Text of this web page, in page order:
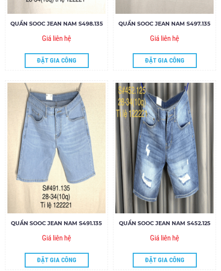
QUẦN SOOC JEAN NAM S498.135
Giá liên hệ
ĐẶT GIA CÔNG
QUẦN SOOC JEAN NAM S497.135
Giá liên hệ
ĐẶT GIA CÔNG
QUẦN SOOC JEAN NAM S491.135
Giá liên hệ
ĐẶT GIA CÔNG
QUẦN SOOC JEAN NAM S452.125
Giá liên hệ
ĐẶT GIA CÔNG